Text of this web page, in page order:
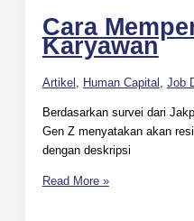
Cara
Karyawan
Artikel , Human Capital , Job
Berdasarkan survei dari
Gen Z menyatakan akan
dengan deskripsi
Read More »